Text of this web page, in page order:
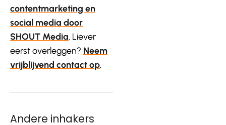
contentmarketing en
social media door
SHOUT Media . Liever
eerst overleggen? Neem
vrijblijvend contact op
Andere inhakers